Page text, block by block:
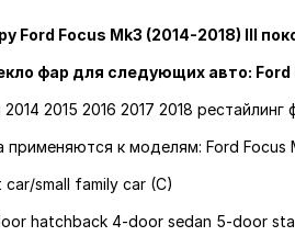
Ford Focus Mk3 (2014-2018) III
фар для следующих авто: Ford
2015 2016 2017 2018 рестайлинг
применяются к моделям: Ford Focus
car/small family car (C)
hatchback 4-door sedan 5-door